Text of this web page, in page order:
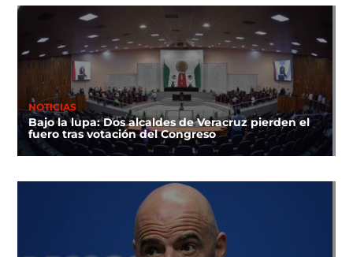
NOTICIAS
Bajo la lupa: Dos alcaldes de Veracruz pierden el
fuero tras votación del Congreso